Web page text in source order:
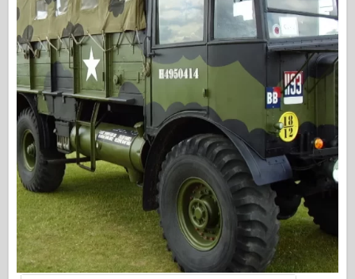
Cão Preto
Bronco
Cyber-Hobby
Dnepromodel
Dragão
Eduard
Modelo E.T.
Moldes finos
Forças de Valor
FriulModel
Hasegawa